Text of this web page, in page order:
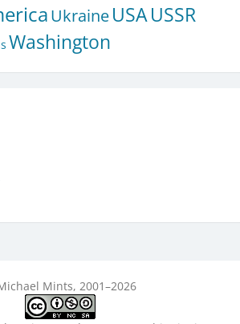
UkraineUSAUSSR
Washington
Mints, 2001–2026